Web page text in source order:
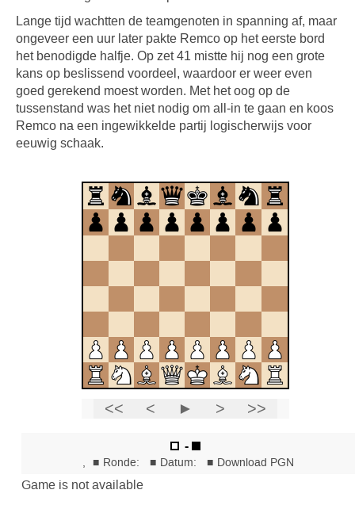
Lange tijd wachtten de teamgenoten in spanning af, maar
ongeveer een uur later pakte Remco op het eerste bord
het benodigde halfje. Op zet 41 mistte hij nog een grote
kans op beslissend voordeel, waardoor er weer even
goed gerekend moest worden. Met het oog op de
tussenstand was het niet nodig om all-in te gaan en koos
Remco na een ingewikkelde partij logischerwijs voor
eeuwig schaak.